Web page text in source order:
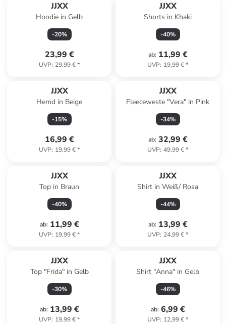
JJXX
Hoodie in Gelb
-20%
23,99 €
UVP: 29,99 €*
JJXX
Shorts in Khaki
-40%
ab: 11,99 €
UVP: 19,99 €*
JJXX
Hemd in Beige
-15%
16,99 €
UVP: 19,99 €*
JJXX
Fleeceweste "Vera" in Pink
-34%
ab: 32,99 €
UVP: 49,99 €*
JJXX
Top in Braun
-40%
ab: 11,99 €
UVP: 19,99 €*
JJXX
Shirt in Weiß/ Rosa
-44%
ab: 13,99 €
UVP: 24,99 €*
JJXX
Top "Frida" in Gelb
-30%
ab: 13,99 €
UVP: 19,99 €*
JJXX
Shirt "Anna" in Gelb
-46%
ab: 6,99 €
UVP: 12,99 €*